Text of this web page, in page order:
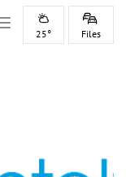
Toggle navigation
25° Files